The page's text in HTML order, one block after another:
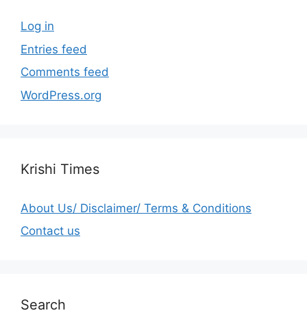
Log in
Entries feed
Comments feed
WordPress.org
Krishi Times
About Us/ Disclaimer/ Terms & Conditions
Contact us
Search